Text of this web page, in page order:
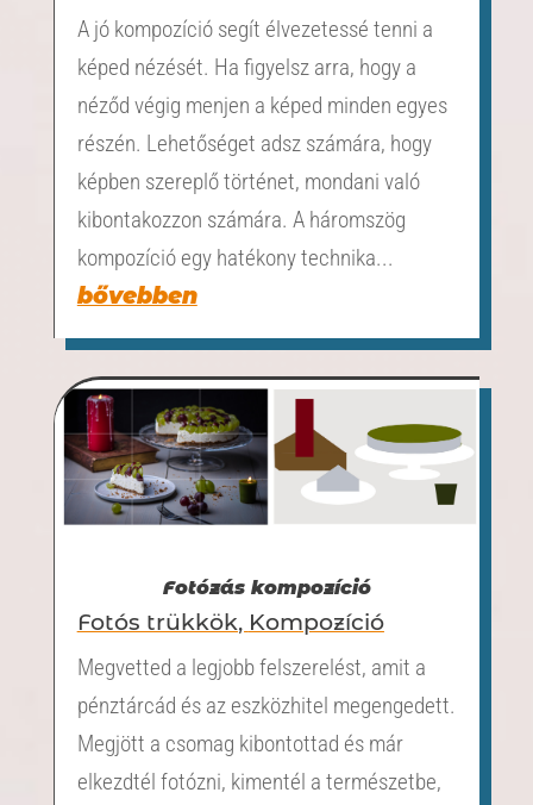
A jó kompozíció segít élvezetessé tenni a
képed nézését. Ha figyelsz arra, hogy a
néződ végig menjen a képed minden egyes
részén. Lehetőséget adsz számára, hogy
képben szereplő történet, mondani való
kibontakozzon számára. A háromszög
kompozíció egy hatékony technika...
bővebben
Fotózás kompozíció
Fotós trükkök, Kompozíció
Megvetted a legjobb felszerelést, amit a
pénztárcád és az eszközhitel megengedett.
Megjött a csomag kibontottad és már
elkezdtél fotózni, kimentél a természetbe,